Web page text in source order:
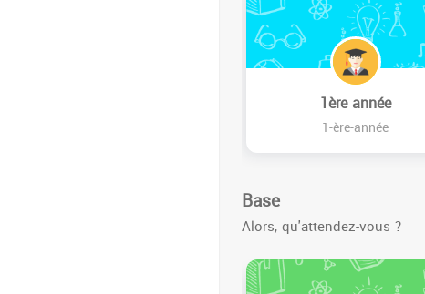
1ère année
1-ère-année
Base
Alors, qu'attendez-vous ?